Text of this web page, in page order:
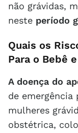
não grávidas,
neste período
Quais os
Para o Bebê
A doença do
de
mulheres
obstétrica,